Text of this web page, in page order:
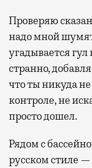
Проверяю
надо мной
угадывается гул
странно,
что ты никуда
контроле, не
просто дошел.
Рядом с
русском стиле —